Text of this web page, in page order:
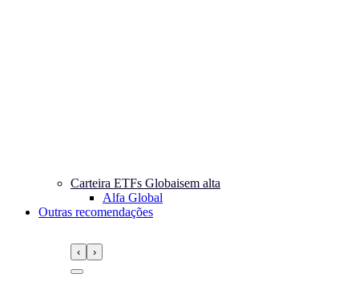
‹ ›
Carteira ETFs Globaisem alta
Alfa Global
Outras recomendações